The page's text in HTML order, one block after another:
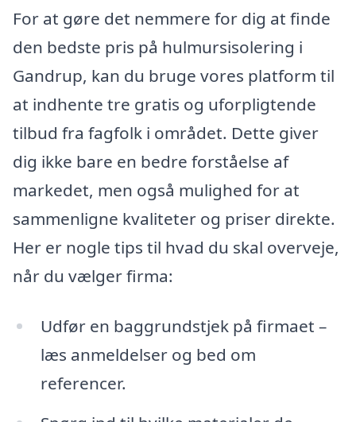
For at gøre det nemmere for dig at finde
den bedste pris på hulmursisolering i
Gandrup, kan du bruge vores platform til
at indhente tre gratis og uforpligtende
tilbud fra fagfolk i området. Dette giver
dig ikke bare en bedre forståelse af
markedet, men også mulighed for at
sammenligne kvaliteter og priser direkte.
Her er nogle tips til hvad du skal overveje,
når du vælger firma:
Udfør en baggrundstjek på firmaet –
læs anmeldelser og bed om
referencer.